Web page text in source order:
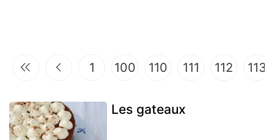
1 100 110 111 112 113
Les gateaux